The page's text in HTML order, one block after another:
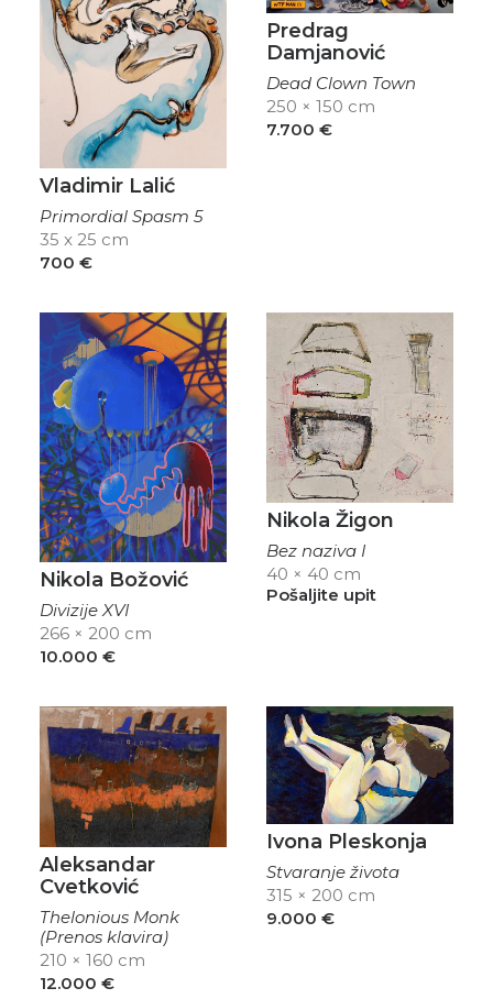
Vladimir Lalić
Primordial Spasm 5
35 x 25 cm
700 €
Predrag
Damjanović
Dead Clown Town
250 × 150 cm
7.700 €
Nikola Božović
Divizije XVI
266 × 200 cm
10.000 €
Nikola Žigon
Bez naziva I
40 × 40 cm
Pošaljite upit
Aleksandar
Cvetković
Thelonious Monk
(Prenos klavira)
210 × 160 cm
12.000 €
Ivona Pleskonja
Stvaranje života
315 × 200 cm
9.000 €